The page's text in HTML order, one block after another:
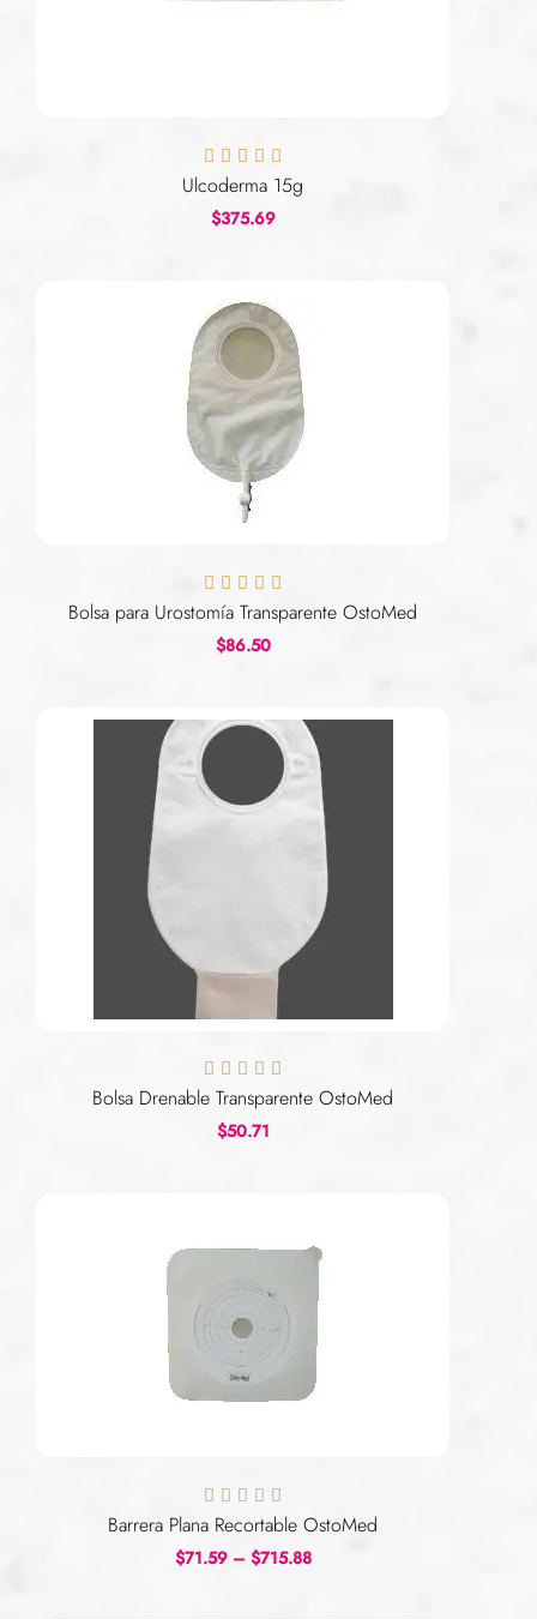
    
Ulcoderma 15g
$375.69
    
Bolsa para Urostomía Transparente OstoMed
$86.50
    
Bolsa Drenable Transparente OstoMed
$50.71
    
Barrera Plana Recortable OstoMed
$71.59– $715.88